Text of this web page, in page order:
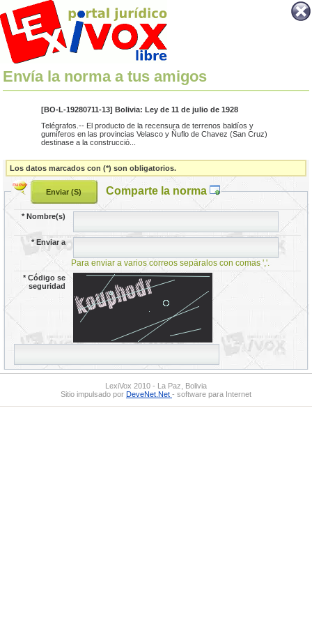
Envía la norma a tus amigos
[BO-L-19280711-13] Bolivia: Ley de 11 de julio de 1928
Telégrafos.-- El producto de la recensura de terrenos baldíos y
gumíferos en las provincias Velasco y Ñuflo de Chavez (San Cruz)
destinase a la construcció...
Los datos marcados con (*) son obligatorios.
Comparte la norma
*Nombre(s)
*Enviar a
Para enviar a varios correos sepáralos con comas ','.
*Código se
seguridad
LexiVox 2010 - La Paz, Bolivia
Sitio impulsado por DeveNet.Net - software para Internet